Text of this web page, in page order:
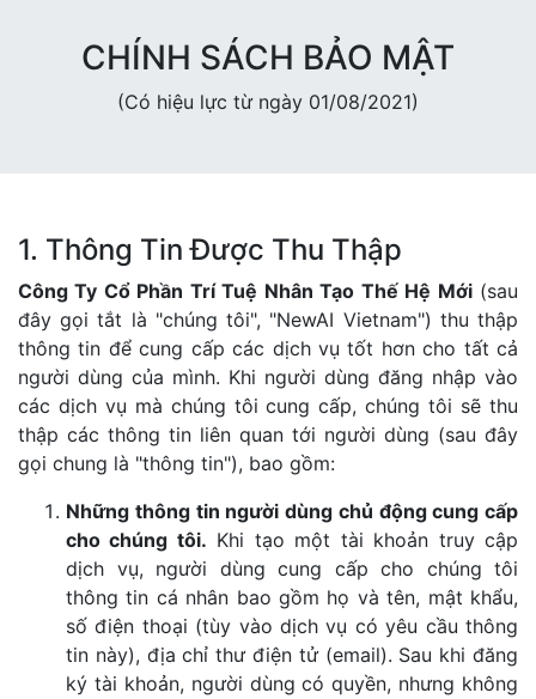
CHÍNH SÁCH BẢO MẬT
(Có hiệu lực từ ngày 01/08/2021)
1. Thông Tin Được Thu Thập
Công Ty Cổ Phần Trí Tuệ Nhân Tạo Thế Hệ Mới(sau
đây gọi tắt là "chúng tôi", "NewAI Vietnam") thu thập
thông tin để cung cấp các dịch vụ tốt hơn cho tất cả
người dùng của mình. Khi người dùng đăng nhập vào
các dịch vụ mà chúng tôi cung cấp, chúng tôi sẽ thu
thập các thông tin liên quan tới người dùng (sau đây
gọi chung là "thông tin"), bao gồm:
Những thông tin người dùng chủ động cung cấp
cho chúng tôi. Khi tạo một tài khoản truy cập
dịch vụ, người dùng cung cấp cho chúng tôi
thông tin cá nhân bao gồm họ và tên, mật khẩu,
số điện thoại (tùy vào dịch vụ có yêu cầu thông
tin này), địa chỉ thư điện tử (email). Sau khi đăng
ký tài khoản, người dùng có quyền, nhưng không